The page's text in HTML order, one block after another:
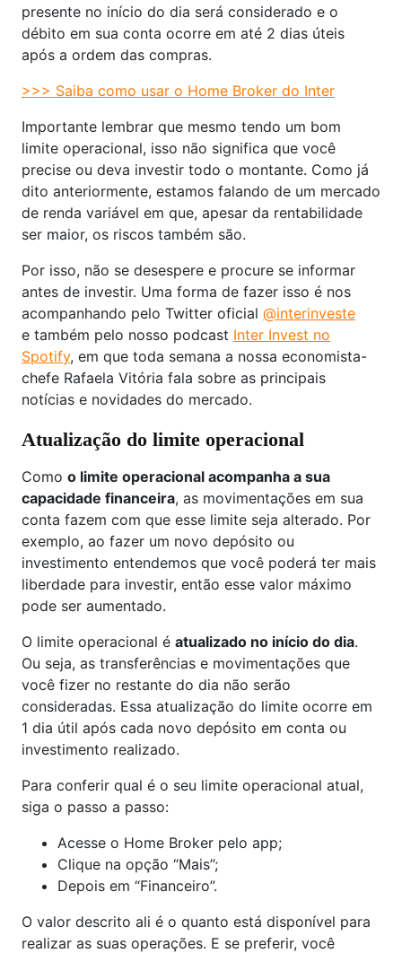
presente no início do dia será considerado e o
débito em sua conta ocorre em até 2 dias úteis
após a ordem das compras.
>>> Saiba como usar o Home Broker do Inter
Importante lembrar que mesmo tendo um bom
limite operacional, isso não significa que você
precise ou deva investir todo o montante. Como já
dito anteriormente, estamos falando de um mercado
de renda variável em que, apesar da rentabilidade
ser maior, os riscos também são.
Por isso, não se desespere e procure se informar
antes de investir. Uma forma de fazer isso é nos
acompanhando pelo Twitter oficial @interinveste
e também pelo nosso podcast Inter Invest no
Spotify, em que toda semana a nossa economista-
chefe Rafaela Vitória fala sobre as principais
notícias e novidades do mercado.
Atualização do limite operacional
Como o limite operacional acompanha a sua
capacidade financeira, as movimentações em sua
conta fazem com que esse limite seja alterado. Por
exemplo, ao fazer um novo depósito ou
investimento entendemos que você poderá ter mais
liberdade para investir, então esse valor máximo
pode ser aumentado.
O limite operacional é atualizado no início do dia.
Ou seja, as transferências e movimentações que
você fizer no restante do dia não serão
consideradas. Essa atualização do limite ocorre em
1 dia útil após cada novo depósito em conta ou
investimento realizado.
Para conferir qual é o seu limite operacional atual,
siga o passo a passo:
Acesse o Home Broker pelo app;
Clique na opção “Mais”;
Depois em “Financeiro”.
O valor descrito ali é o quanto está disponível para
realizar as suas operações. E se preferir, você